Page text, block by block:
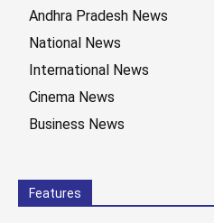
Andhra Pradesh News
National News
International News
Cinema News
Business News
Features